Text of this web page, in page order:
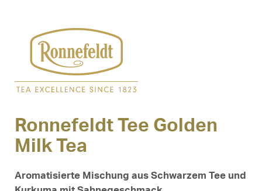
Ronnefeldt Tee Golden
Milk Tea
Aromatisierte Mischung aus Schwarzem Tee und